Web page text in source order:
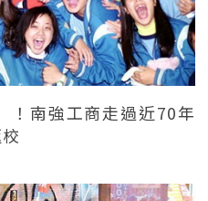
！南強工商走過近70年